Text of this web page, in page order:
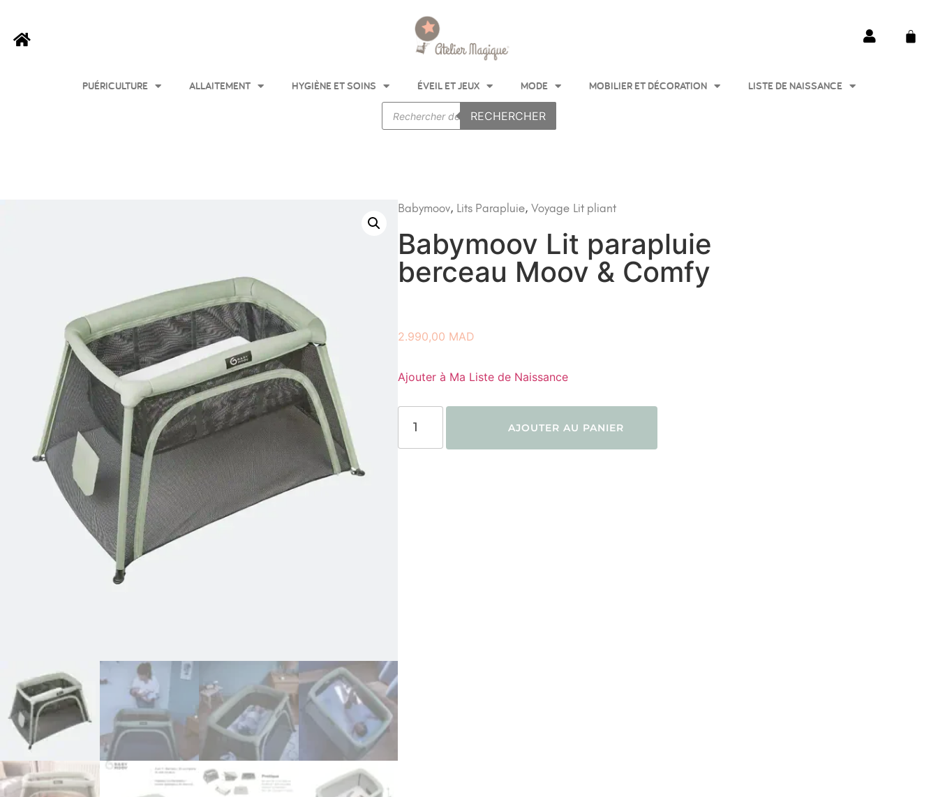
PUÉRICULTURE ALLAITEMENT HYGIÈNE ET SOINS ÉVEIL ET JEUX MODE MOBILIER ET DÉCORATION LISTE DE NAISSANCE
RECHERCHER
Babymoov, Lits Parapluie, Voyage Lit pliant
Babymoov Lit parapluie
berceau Moov & Comfy
2.990,00 MAD
Ajouter à Ma Liste de Naissance
AJOUTER AU PANIER